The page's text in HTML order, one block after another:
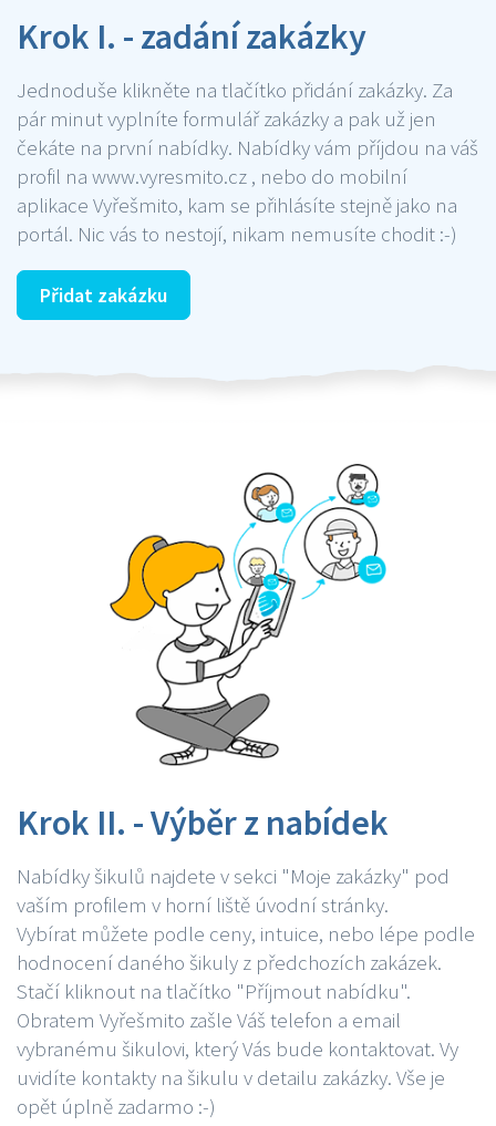
Krok I. - zadání zakázky
Jednoduše klikněte na tlačítko přidání zakázky. Za
pár minut vyplníte formulář zakázky a pak už jen
čekáte na první nabídky. Nabídky vám příjdou na váš
profil na www.vyresmito.cz , nebo do mobilní
aplikace Vyřešmito, kam se přihlásíte stejně jako na
portál. Nic vás to nestojí, nikam nemusíte chodit :-)
Přidat zakázku
Krok II. - Výběr z nabídek
Nabídky šikulů najdete v sekci "Moje zakázky" pod
vaším profilem v horní liště úvodní stránky.
Vybírat můžete podle ceny, intuice, nebo lépe podle
hodnocení daného šikuly z předchozích zakázek.
Stačí kliknout na tlačítko "Příjmout nabídku".
Obratem Vyřešmito zašle Váš telefon a email
vybranému šikulovi, který Vás bude kontaktovat. Vy
uvidíte kontakty na šikulu v detailu zakázky. Vše je
opět úplně zadarmo :-)